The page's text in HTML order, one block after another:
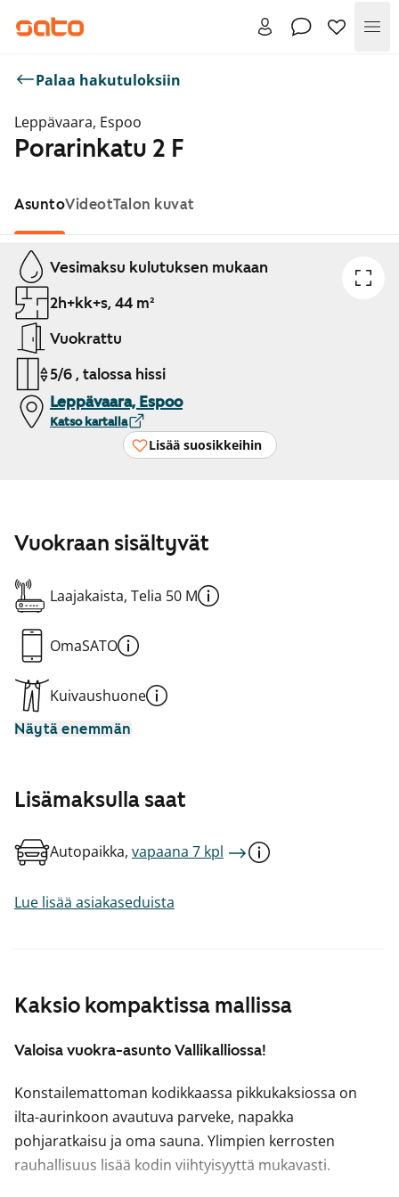
Palaa hakutuloksiin
Leppävaara, Espoo
Porarinkatu 2 F
AsuntoVideotTalon kuvat
Näytetään dia 1 / 1
Vesimaksu kulutuksen mukaan
2h+kk+s, 44 m²
Vuokrattu
5/6 , talossa hissi
Leppävaara, Espoo
Katso kartalla
Lisää suosikkeihin
Kaksio kompaktissa mallissa
Valoisa vuokra-asunto Vallikalliossa!
Konstailemattoman kodikkaassa pikkukaksiossa on
ilta-aurinkoon avautuva parveke, napakka
pohjaratkaisu ja oma sauna. Ylimpien kerrosten
rauhallisuus lisää kodin viihtyisyyttä mukavasti.
Vuokraan sisältyvät
Laajakaista, Telia 50 M
OmaSATO
Kuivaushuone
Näytä enemmän
Lisämaksulla saat
Autopaikka, vapaana 7 kpl
Lue lisää asiakaseduista